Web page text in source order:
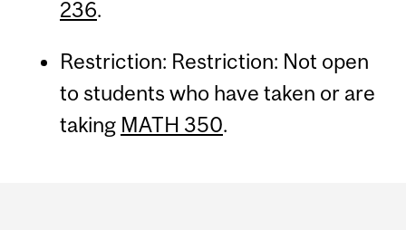
236.
Restriction: Restriction: Not open
to students who have taken or are
taking MATH 350.